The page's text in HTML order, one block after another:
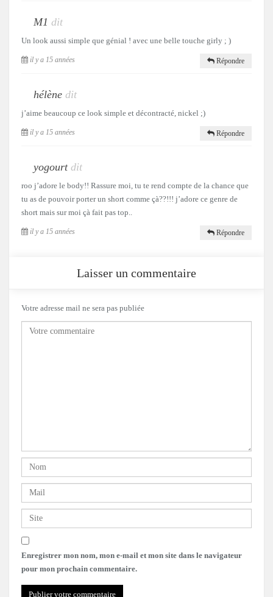
M1 dit
Un look aussi simple que génial ! avec une belle touche girly ; )
il y a 15 années Répondre
hélène dit
j’aime beaucoup ce look simple et décontracté, nickel ;)
il y a 15 années Répondre
yogourt dit
roo j’adore le body!! Rassure moi, tu te rend compte de la chance que
tu as de pouvoir porter un short comme çà??!!! j’adore ce genre de
short mais sur moi çà fait pas top..
il y a 15 années Répondre
Laisser un commentaire
Votre adresse mail ne sera pas publiée
Enregistrer mon nom, mon e-mail et mon site dans le navigateur
pour mon prochain commentaire.